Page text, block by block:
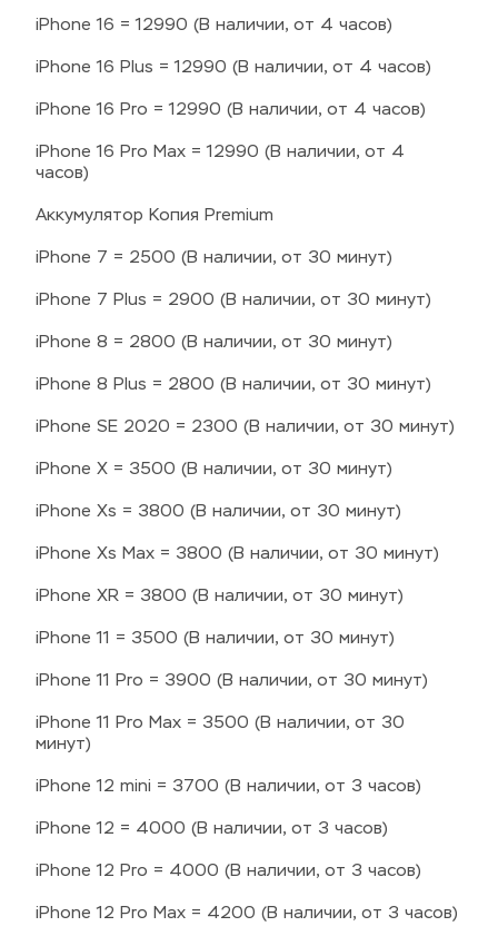
iPhone 16 = 12990 (В наличии, от 4 часов)
iPhone 16 Plus = 12990 (В наличии, от 4 часов)
iPhone 16 Pro = 12990 (В наличии, от 4 часов)
iPhone 16 Pro Max = 12990 (В наличии, от 4
часов)
Аккумулятор Копия Premium
iPhone 7 = 2500 (В наличии, от 30 минут)
iPhone 7 Plus = 2900 (В наличии, от 30 минут)
iPhone 8 = 2800 (В наличии, от 30 минут)
iPhone 8 Plus = 2800 (В наличии, от 30 минут)
iPhone SE 2020 = 2300 (В наличии, от 30 минут)
iPhone X = 3500 (В наличии, от 30 минут)
iPhone Xs = 3800 (В наличии, от 30 минут)
iPhone Xs Max = 3800 (В наличии, от 30 минут)
iPhone XR = 3800 (В наличии, от 30 минут)
iPhone 11 = 3500 (В наличии, от 30 минут)
iPhone 11 Pro = 3900 (В наличии, от 30 минут)
iPhone 11 Pro Max = 3500 (В наличии, от 30
минут)
iPhone 12 mini = 3700 (В наличии, от 3 часов)
iPhone 12 = 4000 (В наличии, от 3 часов)
iPhone 12 Pro = 4000 (В наличии, от 3 часов)
iPhone 12 Pro Max = 4200 (В наличии, от 3 часов)